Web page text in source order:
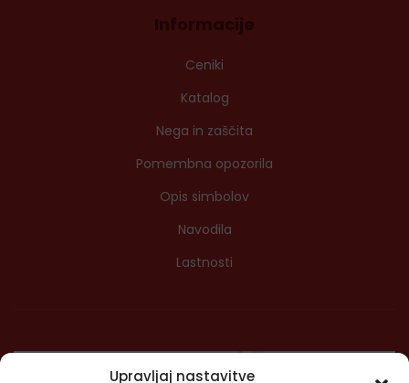
Upravljaj nastavitve
Informacije
Ceniki
Katalog
Nega in zaščita
Pomembna opozorila
Opis simbolov
Navodila
Lastnosti